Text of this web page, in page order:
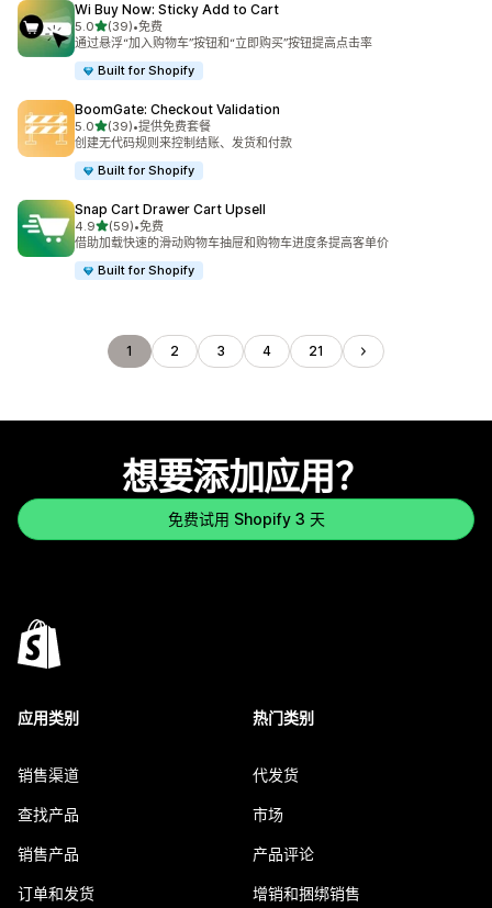
Wi Buy Now: Sticky Add to Cart
5.0星（满分 5 星）
(39)
总共 39 条评论
•免费
通过悬浮“加入购物车”按钮和“立即购买”按钮提高点击率
Built for Shopify
BoomGate: Checkout Validation
5.0星（满分 5 星）
(39)
总共 39 条评论
•提供免费套餐
创建无代码规则来控制结账、发货和付款
Built for Shopify
Snap Cart Drawer Cart Upsell
4.9星（满分 5 星）
(59)
总共 59 条评论
•免费
借助加载快速的滑动购物车抽屉和购物车进度条提高客单价
Built for Shopify
1 2 3 4 21
想要添加应用？
免费试用 Shopify 3 天
应用类别
销售渠道
查找产品
销售产品
订单和发货
热门类别
代发货
市场
产品评论
增销和捆绑销售